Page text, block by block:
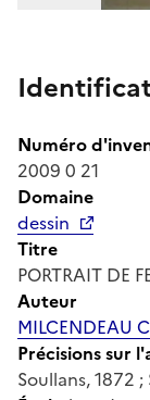
Numéro
2009 0 21
Domaine
dessin
Titre
PORTRAIT DE
Auteur
MILCENDEAU
Précisions sur
Soullans, 1872 ;